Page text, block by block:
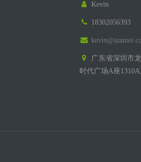
Kevin
18302056393
广东省深圳市
时代广场A座1310A